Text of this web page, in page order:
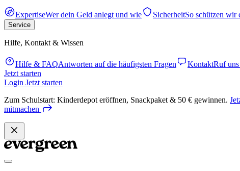
ExpertiseWer dein Geld anlegt und wie SicherheitSo schützen wir
Service
Hilfe, Kontakt & Wissen
Hilfe & FAQAntworten auf die häufigsten Fragen KontaktRuf
Jetzt starten
Login Jetzt starten
Zum Schulstart: Kinderdepot eröffnen, Snackpaket & 50 € gewinnen.
mitmachen